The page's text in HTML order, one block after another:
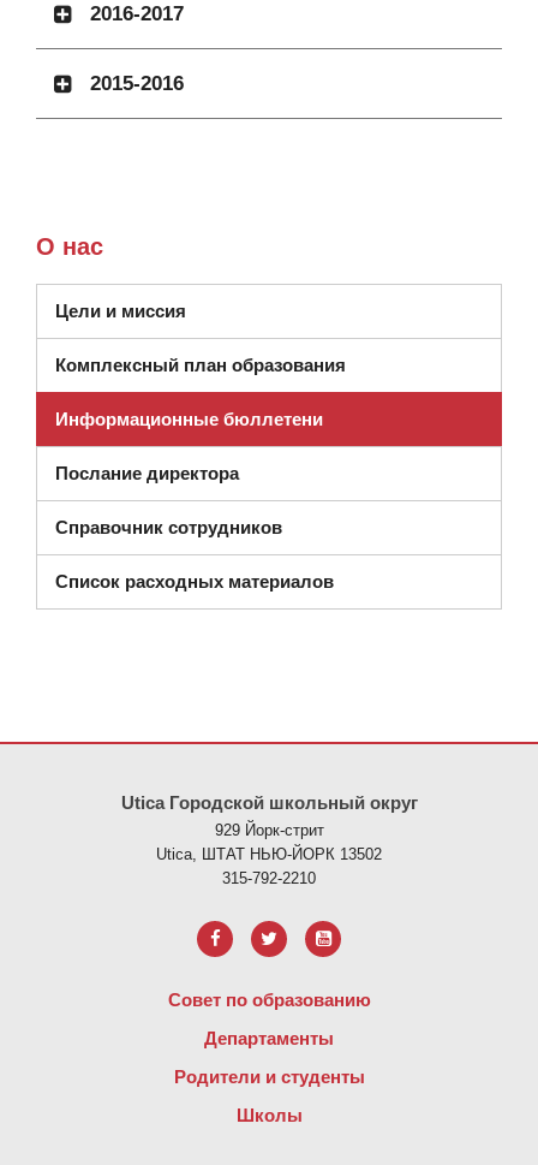
2016-2017
2015-2016
О нас
Цели и миссия
Комплексный план образования
Информационные бюллетени
Послание директора
Справочник сотрудников
Список расходных материалов(открывается в новом
Utica Городской школьный округ
929 Йорк-стрит
Utica, ШТАТ НЬЮ-ЙОРК 13502
315-792-2210
Совет по образованию
Департаменты
Родители и студенты
Школы